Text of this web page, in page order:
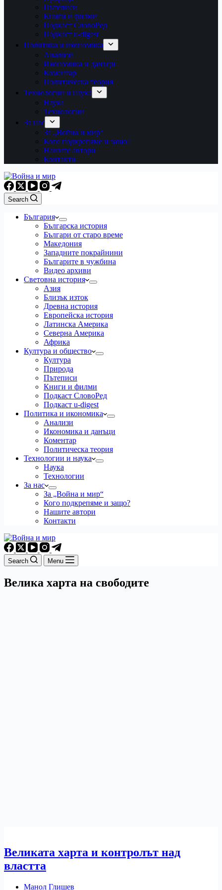
Пътеписи
Книги и филми
Подкаст СловоРед
Подкаст u-digest
Политика и икономика
Анализи
Икономика и данъци
Коментар
Политическа теория
Технологии и наука
Наука
Технологии
За нас
За „Война и мир“
Кого подкрепяме и защо?
Нашите автори
Контакти
Search
България
Българска история
Българи от старо време
Македония
Западните покрайнини
Българите в чужбина
Видео архиви
Световна история
Азия
Близък изток
Древна история
Европейска история
Латинска Америка
Северна Америка
Африка
Култура и общество
Култура
Природа
Пътеписи
Книги и филми
Подкаст СловоРед
Подкаст u-digest
Политика и икономика
Анализи
Икономика и данъци
Коментар
Политическа теория
Технологии и наука
Наука
Технологии
За нас
За „Война и мир“
Кого подкрепяме и защо?
Нашите автори
Контакти
Search Menu
Велика харта на свободите
Великата харта и контролът над
властта
Манол Глишев